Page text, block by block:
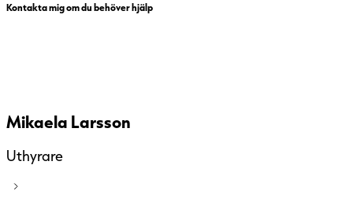
Kontakta mig om du behöver hjälp
Mikaela Larsson
Uthyrare